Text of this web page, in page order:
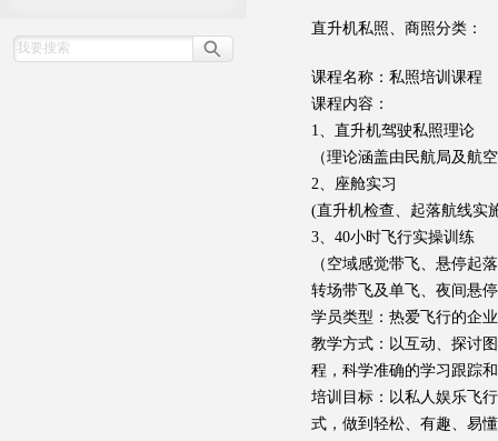
直升机私照、商照分类：
课程名称：私照培训课程
课程内容：
1、直升机驾驶私照理论
（理论涵盖由民航局及航
2、座舱实习
(直升机检查、起落航线实
3、40小时飞行实操训练
（空域感觉带飞、悬停起
转场带飞及单飞、夜间悬
学员类型：热爱飞行的企
教学方式：以互动、探讨
程，科学准确的学习跟踪
培训目标：以私人娱乐飞
式，做到轻松、有趣、易